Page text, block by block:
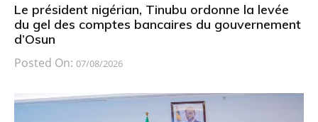
Le président nigérian, Tinubu ordonne la levée
du gel des comptes bancaires du gouvernement
d’Osun
Posted On: 07/08/2026